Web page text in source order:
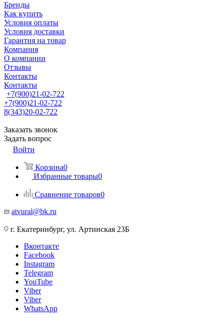
Бренды
Как купить
Условия оплаты
Условия доставки
Гарантия на товар
Компания
О компании
Отзывы
Контакты
Контакты
+7(900)21-02-722
+7(900)21-02-722
8(343)20-02-722
Заказать звонок
Задать вопрос
Войти
Корзина0
Избранные товары0
Сравнение товаров0
atvural@bk.ru
г. Екатеринбург, ул. Артинская 23Б
Вконтакте
Facebook
Instagram
Telegram
YouTube
Viber
Viber
WhatsApp